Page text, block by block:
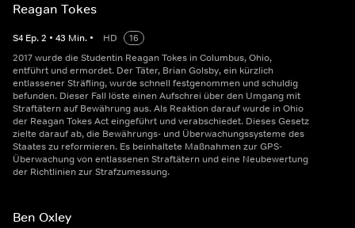
Reagan Tokes
S4 Ep.2 • 43 Min. • HD
16
2017 wurde die Studentin Reagan Tokes in Columbus, Ohio,
entführt und ermordet. Der Täter, Brian Golsby, ein kürzlich
entlassener Sträfling, wurde schnell festgenommen und schuldig
befunden. Dieser Fall löste einen Aufschrei über den Umgang mit
Straftätern auf Bewährung aus. Als Reaktion darauf wurde in Ohio
der Reagan Tokes Act eingeführt und verabschiedet. Dieses Gesetz
zielte darauf ab, die Bewährungs- und Überwachungssysteme des
Staates zu reformieren. Es beinhaltete Maßnahmen zur GPS-
Überwachung von entlassenen Straftätern und eine Neubewertung
der Richtlinien zur Strafzumessung.
Ben Oxley